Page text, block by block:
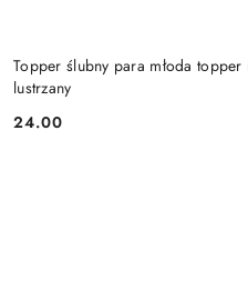
Topper ślubny para młoda
lustrzany
Cena:
24.00